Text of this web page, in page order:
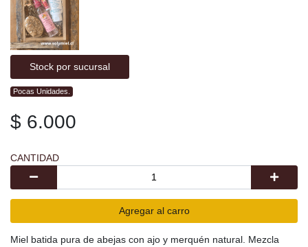
Stock por sucursal
Pocas Unidades.
$ 6.000
CANTIDAD
Agregar al carro
Miel batida pura de abejas con ajo y merquén natural. Mezcla